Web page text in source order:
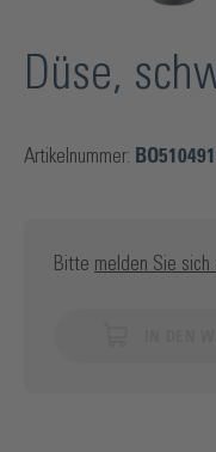
Düse,
Artikelnummer:
Bitte melden Sie sich